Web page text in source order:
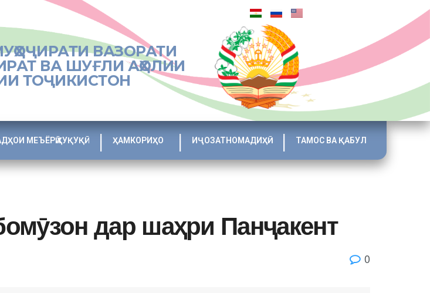
ВАЗОРАТИ
ВА ШУҒЛИ АҲОЛИИ
ТОҶИКИСТОН
МЕЪЁРӢ ҲУҚУҚӢ ҲАМКОРИҲО ИҶОЗАТНОМАДИҲӢ ТАМОС ВА ҚАБУЛ
дар шаҳри Панҷакент
0